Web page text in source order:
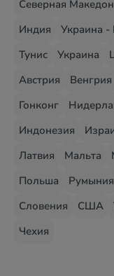
Северная
Индия
Украина -
Тунис
Украина
Австрия
Венгрия
Гонконг
Индонезия
Латвия
Мальта
Польша
Румыния
Словения
США
Чехия